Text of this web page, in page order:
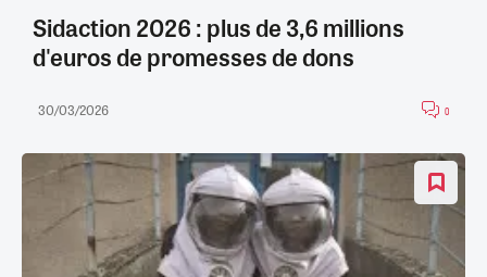
Sidaction 2026 : plus de 3,6 millions
d'euros de promesses de dons
30/03/2026 0